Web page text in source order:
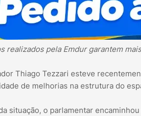
realizados pela Emdur garantem
Thiago Tezzari esteve
de melhorias na estrutura do
situação, o parlamentar